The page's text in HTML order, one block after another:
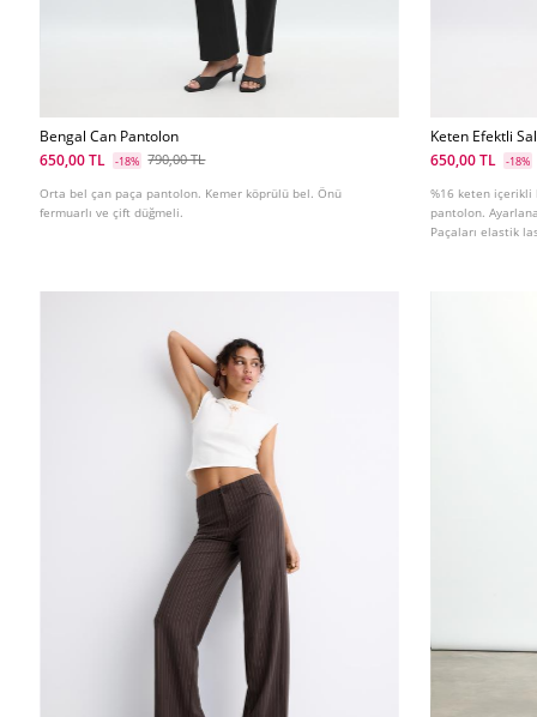
Bengal Can Pantolon
650,00 TL
-18% 790,00 TL
Orta bel çan paça pantolon. Kemer köprülü bel. Önü
fermuarlı ve çift düğmeli.
Keten Efektli
650,00 TL
-18%
%16 keten içerikli
pantolon.
Paçaları elastik